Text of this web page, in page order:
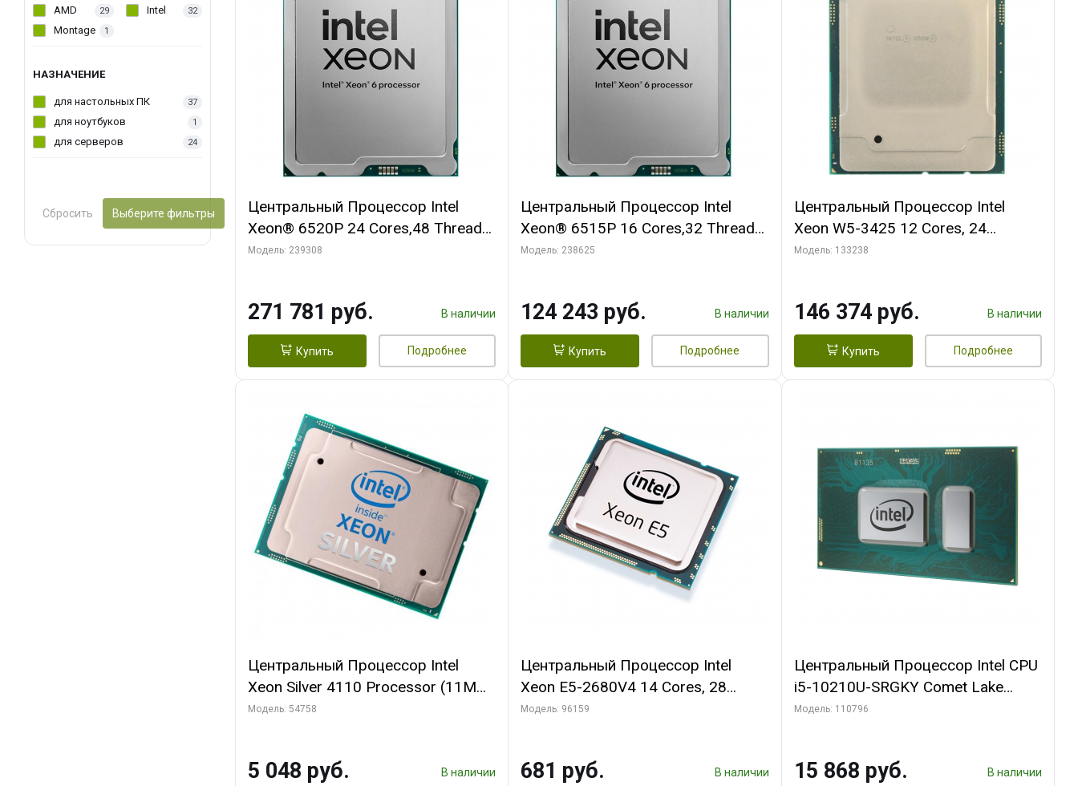
AMD 29 Intel 32
Montage 1
НАЗНАЧЕНИЕ
для настольных ПК 37
для ноутбуков 1
для серверов 24
Сбросить Выберите фильтры
Центральный Процессор Intel
Xeon® 6520P 24 Cores,48 Threads,
2.4/ 4.0 GHz, 144 M, DDR5-6400,
Модель: 239308
271 781 руб. В наличии
Купить Подробнее
Центральный Процессор Intel
Xeon® 6515P 16 Cores,32 Threads,
2.3/ 3.8 GHz, 23 M, DDR5-6400, 2S,
Модель: 238625
124 243 руб. В наличии
Купить Подробнее
Центральный Процессор Intel
Xeon W5-3425 12 Cores, 24
Threads, 3.2/4.6GHz, 30M, DDR5-
Модель: 133238
146 374 руб. В наличии
Купить Подробнее
Центральный Процессор Intel
Xeon Silver 4110 Processor (11M
Cache, 2.10 GHz) tray {4}
Модель: 54758
5 048 руб. В наличии
Центральный Процессор Intel
Xeon E5-2680V4 14 Cores, 28
Threads, 2.4/3.3GHz, 35M, DDR4-
Модель: 96159
681 руб. В наличии
Центральный Процессор Intel CPU
i5-10210U-SRGKY Comet Lake
E.I.P.0000163 CPU i5-10210U-
Graphics _1.1G/300MHz_15W_
Модель: 110796
15 868 руб. В наличии